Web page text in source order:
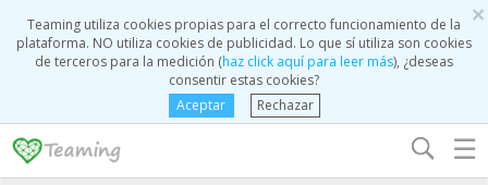
×
Teaming utiliza cookies propias para el correcto funcionamiento de la
plataforma. NO utiliza cookies de publicidad. Lo que sí utiliza son cookies
de terceros para la medición (haz click aquí para leer más), ¿deseas
consentir estas cookies?
Aceptar
Rechazar
☰